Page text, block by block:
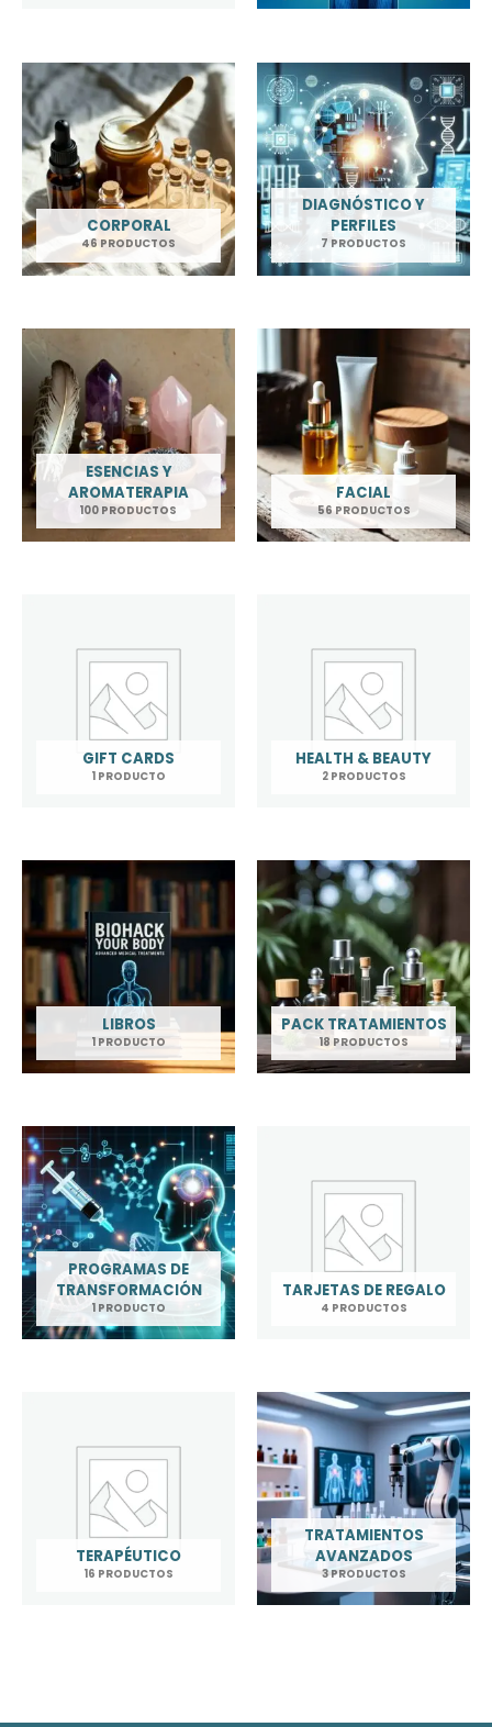
CORPORAL
46 PRODUCTOS
DIAGNÓSTICO Y
PERFILES
7 PRODUCTOS
ESENCIAS Y
AROMATERAPIA
100 PRODUCTOS
FACIAL
56 PRODUCTOS
GIFT CARDS
1 PRODUCTO
HEALTH & BEAUTY
2 PRODUCTOS
LIBROS
1 PRODUCTO
PACK TRATAMIENTOS
18 PRODUCTOS
PROGRAMAS DE
TRANSFORMACIÓN
1 PRODUCTO
TARJETAS DE REGALO
4 PRODUCTOS
TERAPÉUTICO
16 PRODUCTOS
TRATAMIENTOS
AVANZADOS
3 PRODUCTOS